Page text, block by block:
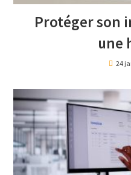
Protéger son
une
24